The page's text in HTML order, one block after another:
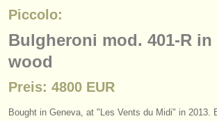
gestohlene instrumente
verzeichnisse:
orchester
Piccolo:
Bulgheroni mod. 401-R in
wood
Preis: 4800 EUR
Bought in Geneva, at "Les Vents du Midi" in 2013.